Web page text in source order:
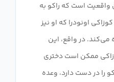
واقعیت است که راکو به
اونودرا که او نیز
می‌کند. در واقع، این
ممکن است دختری
را در دست دارد، وعده